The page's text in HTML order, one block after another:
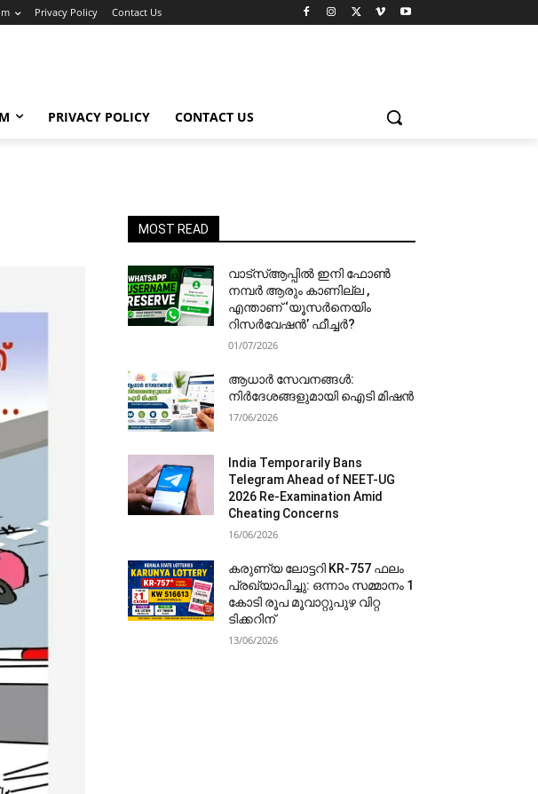
Privacy Policy Contact Us
PRIVACY POLICY CONTACT US
MOST READ
വാട്‌സ്ആപ്പിൽ ഇനി ഫോൺ
നമ്പർ ആരും കാണില്ല ,
എന്താണ് ‘യൂസർനെയിം
റിസർവേഷൻ’ ഫീച്ചർ?
01/07/2026
ആധാർ സേവനങ്ങൾ:
നിർദേശങ്ങളുമായി ഐടി മിഷൻ
17/06/2026
India Temporarily Bans
Telegram Ahead of NEET-UG
2026 Re-Examination Amid
Cheating Concerns
16/06/2026
കരുണ്യ ലോട്ടറി KR-757 ഫലം
പ്രഖ്യാപിച്ചു: ഒന്നാം സമ്മാനം 1
കോടി രൂപ മൂവാറ്റുപുഴ വിറ്റ
ടിക്കറിന്
13/06/2026